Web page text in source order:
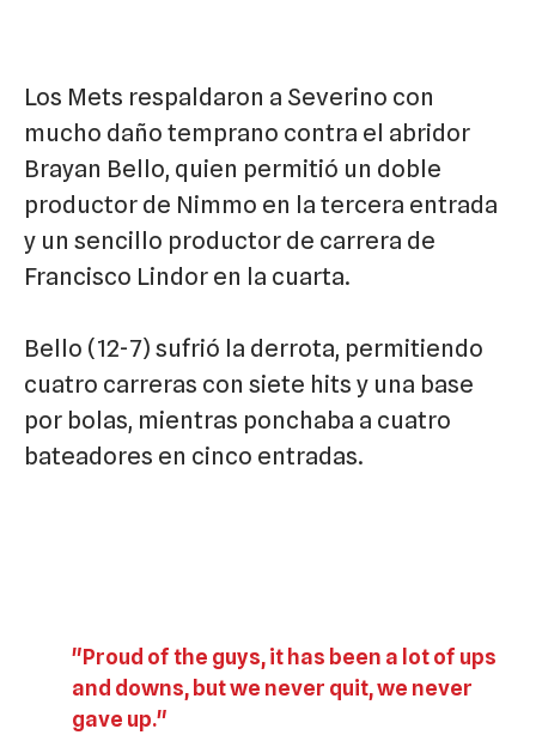
Los Mets respaldaron a Severino con
mucho daño temprano contra el abridor
Brayan Bello, quien permitió un doble
productor de Nimmo en la tercera entrada
y un sencillo productor de carrera de
Francisco Lindor en la cuarta.
Bello (12-7) sufrió la derrota, permitiendo
cuatro carreras con siete hits y una base
por bolas, mientras ponchaba a cuatro
bateadores en cinco entradas.
"Proud of the guys, it has been a lot of ups
and downs, but we never quit, we never
gave up."